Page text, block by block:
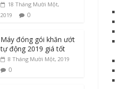
18 Tháng Mười Một,
2019
0
Máy đóng gói khăn ướt
tự động 2019 giá tốt
8 Tháng Mười Một, 2019
0